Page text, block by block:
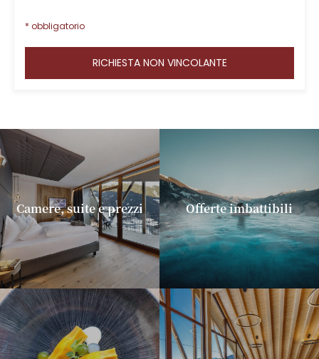
* obbligatorio
RICHIESTA NON VINCOLANTE
Camere, suite e prezzi Offerte imbattibili